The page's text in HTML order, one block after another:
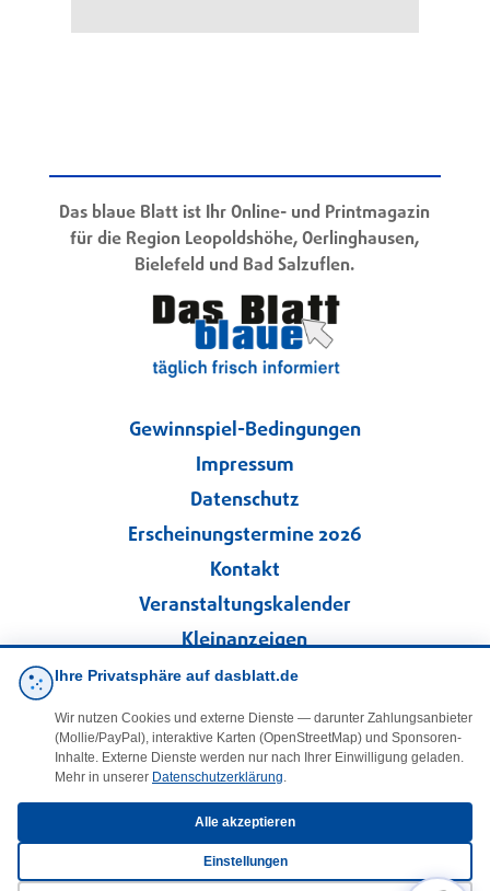
Das blaue Blatt ist Ihr Online- und Printmagazin
für die Region Leopoldshöhe, Oerlinghausen,
Bielefeld und Bad Salzuflen.
Gewinnspiel-Bedingungen
Impressum
Datenschutz
Erscheinungstermine 2026
Kontakt
Veranstaltungskalender
Kleinanzeigen
Folgen Sie uns!
facebook
E-Mail
Ihre Privatsphäre auf dasblatt.de
Wir nutzen Cookies und externe Dienste — darunter Zahlungsanbieter
(Mollie/PayPal), interaktive Karten (OpenStreetMap) und Sponsoren-
Inhalte. Externe Dienste werden nur nach Ihrer Einwilligung geladen.
Mehr in unserer Datenschutzerklärung.
Alle akzeptieren
Einstellungen